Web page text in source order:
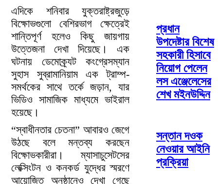
এদিকে শনিবার যুক্তরাষ্ট্রজুড়ে
বিক্ষোভগুলো বেশিরভাগ ক্ষেত্রেই
শান্তিপূর্ণ হলেও কিছু জায়গায়
উত্তেজনা দেখা দিয়েছে। এক
ঘটনায় ডেমোক্র্যট কংগ্রেসম্যান
সুহাস সুব্রামানিয়াম এক ট্রাম্প-
সমর্থকের সাথে তর্কে জড়ান, যার
ভিডিও সামাজিক মাধ্যমে ভাইরাল
হয়েছে।
“স্বাধীনতার চেতনা” আবারও জেগে
উঠছে বলে মন্তব্য করছেন
বিক্ষোভকারীরা। ম্যাসাচুসেটসের
লেক্সিংটন ও কনকর্ড যুদ্ধের স্মরণে
আয়োজিত অনুষ্ঠানেও দেখা গেছে
প্রধান
উপদেষ্টার বিশেষ
সহকারী হিসাবে
নিয়োগ পেলেন
লস এঞ্জেলেসের
শেখ মইনউদ্দিন
সন্তান দওক
নেওয়ার আইনি
প্রক্রিয়া